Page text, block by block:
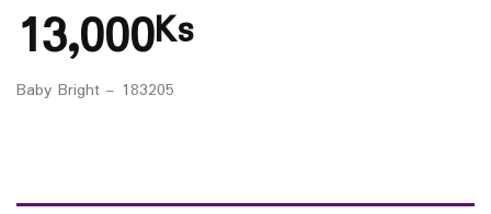
13,000Ks
Baby Bright – 183205